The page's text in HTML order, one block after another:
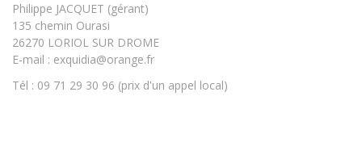
Philippe JACQUET (gérant)
135 chemin Ourasi
26270 LORIOL SUR DROME
E-mail : exquidia@orange.fr
Tél : 09 71 29 30 96 (prix d'un appel local)